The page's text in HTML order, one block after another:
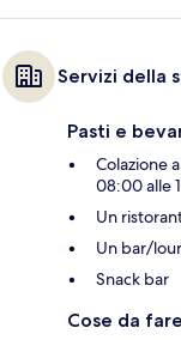
Servizi della
Pasti e
Colazione
08:00 alle
Un
Un bar/
Snack bar
Cose da fare